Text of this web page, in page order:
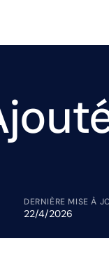
DERNIÈRE MISE À
22/4/2026